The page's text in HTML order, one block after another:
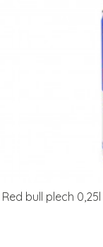
Red bull plech 0,25l